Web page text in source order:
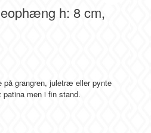
h: 8 cm,
grangren, juletræ eller pynte
men i fin stand.